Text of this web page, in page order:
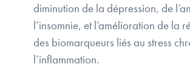
diminution de la dépression, de
l’insomnie, et l’amélioration de la
des biomarqueurs liés au stress
l’inflammation.